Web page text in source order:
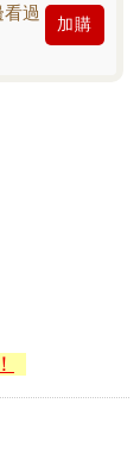
過
加購